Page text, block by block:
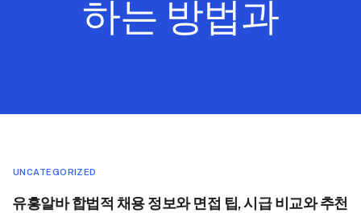
하는 방법과
UNCATEGORIZED
유흥알바 합법적 채용 정보와 면접 팁, 시급 비교와 추천